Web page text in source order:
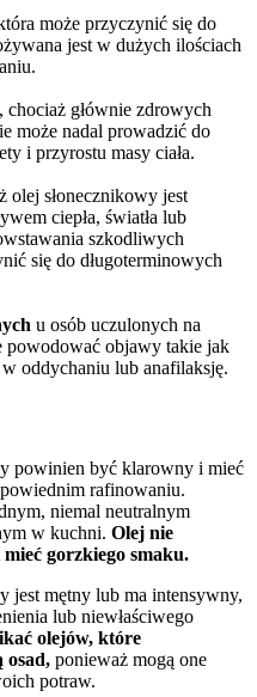
może przyczynić się do
jest w dużych ilościach
, chociaż głównie zdrowych
może nadal prowadzić do
i przyrostu masy ciała.
olej słonecznikowy jest
ciepła, światła lub
szkodliwych
się do długoterminowych
u osób uczulonych na
powodować objawy takie jak
oddychaniu lub anafilaksję.
powinien być klarowny i mieć
rafinowaniu.
niemal neutralnym
w kuchni. Olej nie
mieć gorzkiego smaku.
jest mętny lub ma intensywny,
lub niewłaściwego
olejów, które
osad, ponieważ mogą one
potraw.